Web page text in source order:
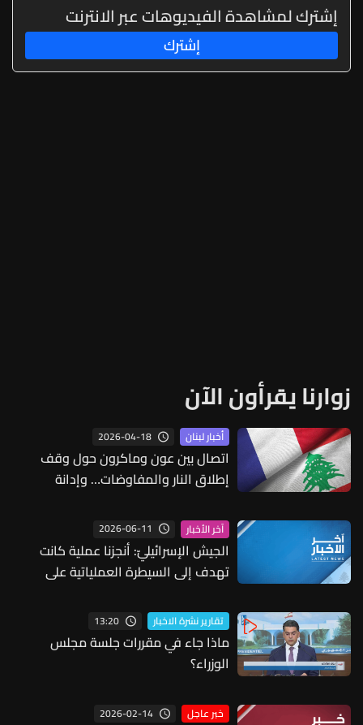
إشترك لمشاهدة الفيديوهات عبر الانترنت
إشترك
زوارنا يقرأون الآن
أخبار لبنان 2026-04-18
اتصال بين عون وماكرون حول وقف
إطلاق النار والمفاوضات… وإدانة
آخر الأخبار 2026-06-11
الجيش الإسرائيليّ: أنجزنا عملية كانت
تهدف إلى السيطرة العملياتية على
تقارير نشرة الاخبار 13:20
ماذا جاء في مقررات جلسة مجلس
الوزراء؟
خبر عاجل 2026-02-14